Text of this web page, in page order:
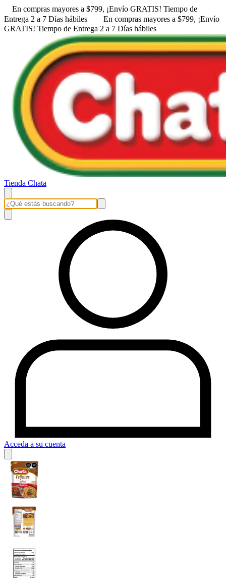
En compras mayores a $799, ¡Envío GRATIS! ㅤㅤTiempo de
Entrega 2 a 7 Días hábiles
En compras mayores a $799, ¡Envío
GRATIS! ㅤㅤTiempo de Entrega 2 a 7 Días hábiles
Tienda Chata
Acceda a su cuenta